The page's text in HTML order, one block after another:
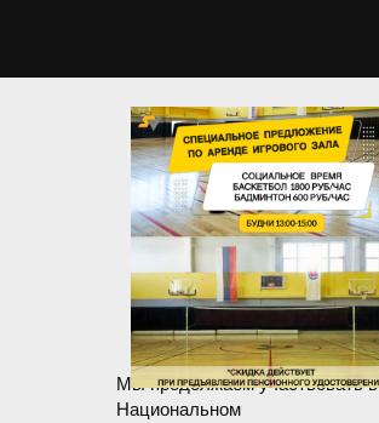
Мы продолжаем участвовать в
Национальном